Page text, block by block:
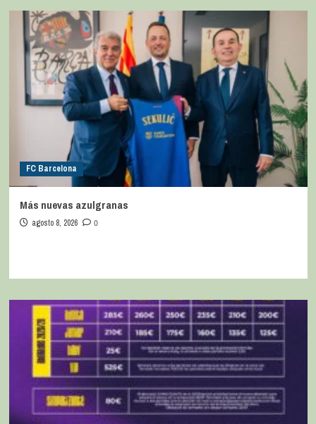
FC Barcelona
Más nuevas azulgranas
agosto 8, 2026 0